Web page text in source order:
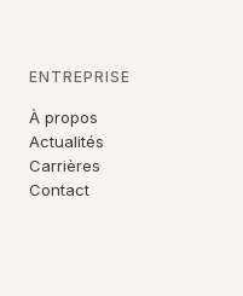
ENTREPRISE
À propos
Actualités
Carrières
Contact